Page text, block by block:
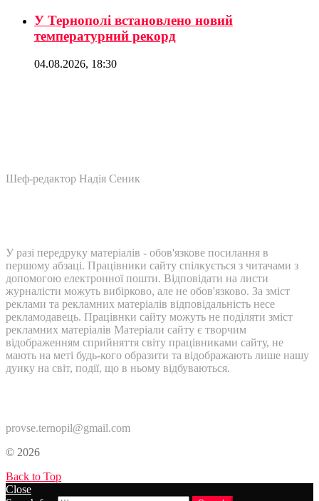
У Тернополі встановлено новий
температурний рекорд
04.08.2026, 18:30
Шеф-редактор Надія Сеник
У разі передруку матеріалів - обов'язкове посилання в
першому абзаці. Працівники сайту спілкується з читачами з
допомогою електронної пошти. Відповідати на листи
журналісти можуть вибірково, але не обов'язково. За зміст
реклами та рекламних матеріалів відповідальність несе
рекламодавець. Працівнки сайту можуть не поділяти зміст
рекламних матеріалів Матеріали сайту є творчим
відображенням сприйняття світу працівниками сайту, не
мають на меті будь-кого образити та відображають лише нашу
дуику на світ, події, що в ньому відбуваються.
provse.ternopil@gmail.com
© 2026
Back to Top
Close